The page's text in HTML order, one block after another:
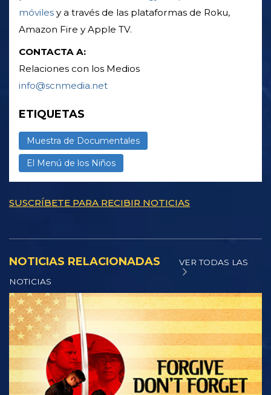
móviles y a través de las plataformas de Roku,
Amazon Fire y Apple TV.
CONTACTA A:
Relaciones con los Medios
info@scnmedia.net
ETIQUETAS
Muestra de Documentales
El Menú de los Niños
SUSCRÍBETE PARA RECIBIR NOTICIAS
NOTICIAS RELACIONADAS
VER TODAS LAS
NOTICIAS